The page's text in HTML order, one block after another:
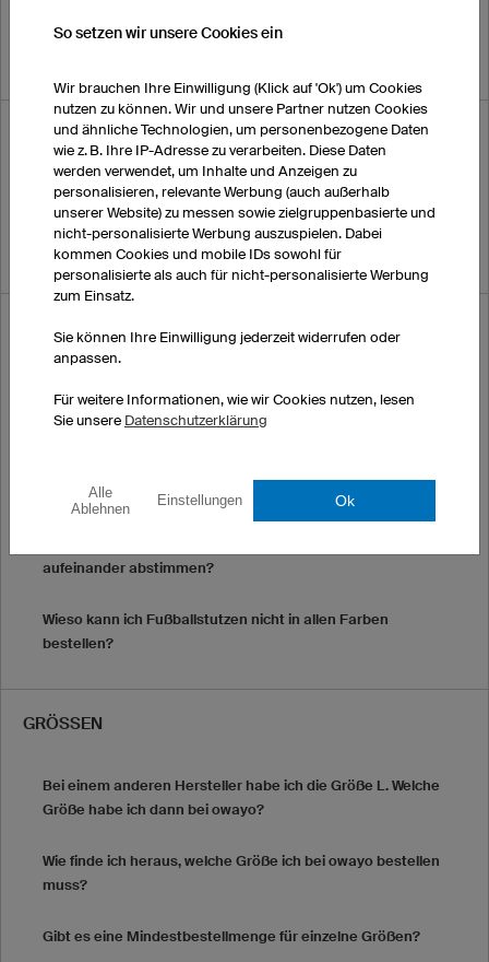
DRUCKTECHNIK
Welches Druckverfahren verwendet owayo?
Welche Vorteile bringt mir das owayo-Druckverfahren?
FARBEN
In welchen Farben kann ich meine Produkte bestellen?
aufeinander abstimmen?
Wieso kann ich Fußballstutzen nicht in allen Farben
bestellen?
GRÖSSEN
Bei einem anderen Hersteller habe ich die Größe L. Welche
Größe habe ich dann bei owayo?
Wie finde ich heraus, welche Größe ich bei owayo bestellen
muss?
Gibt es eine Mindestbestellmenge für einzelne Größen?
So setzen wir unsere Cookies ein
Wir brauchen Ihre Einwilligung (Klick auf 'Ok') um Cookies
nutzen zu können. Wir und unsere Partner nutzen Cookies
und ähnliche Technologien, um personenbezogene Daten
wie z. B. Ihre IP-Adresse zu verarbeiten. Diese Daten
werden verwendet, um Inhalte und Anzeigen zu
personalisieren, relevante Werbung (auch außerhalb
unserer Website) zu messen sowie zielgruppenbasierte und
nicht-personalisierte Werbung auszuspielen. Dabei
kommen Cookies und mobile IDs sowohl für
personalisierte als auch für nicht-personalisierte Werbung
zum Einsatz.
Sie können Ihre Einwilligung jederzeit widerrufen oder
anpassen.
Für weitere Informationen, wie wir Cookies nutzen, lesen
Sie unsere Datenschutzerklärung
Alle
Ablehnen
Einstellungen Ok